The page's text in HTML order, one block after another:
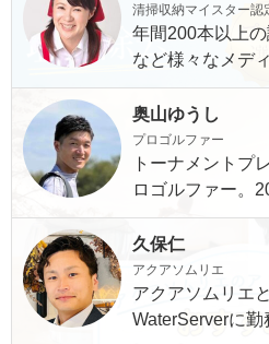
清掃収納マイスター認
年間200本以上
など様々なメデ
奥山ゆうし
プロゴルファー
トーナメントプ
ロゴルファー。
久保仁
アクアソムリエ
アクアソムリエ
WaterServerに勤